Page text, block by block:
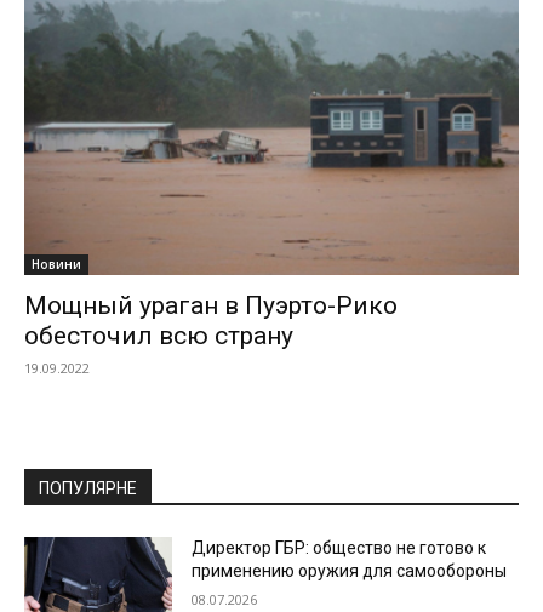
Новини
Мощный ураган в Пуэрто-Рико
обесточил всю страну
19.09.2022
ПОПУЛЯРНЕ
Директор ГБР: общество не готово к
применению оружия для самообороны
08.07.2026